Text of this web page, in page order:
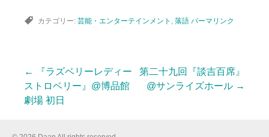
カテゴリー: 芸能・エンターテインメント , 落語 パーマリンク
投
稿
←
『ラズベリーレディー
ストロベリー』@博品館
劇場 初日
第二十九回『談吉百席』
@サンライズホール →